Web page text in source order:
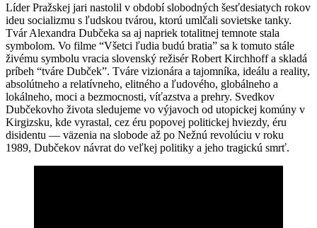
Líder Pražskej jari nastolil v období slobodných šesťdesiatych rokov
ideu socializmu s ľudskou tvárou, ktorú umlčali sovietske tanky.
Tvár Alexandra Dubčeka sa aj napriek totalitnej temnote stala
symbolom. Vo filme “Všetci ľudia budú bratia” sa k tomuto stále
živému symbolu vracia slovenský režisér Robert Kirchhoff a skladá
príbeh “tváre Dubček”. Tváre vizionára a tajomníka, ideálu a reality,
absolútneho a relatívneho, elitného a ľudového, globálneho a
lokálneho, moci a bezmocnosti, víťazstva a prehry. Svedkov
Dubčekovho života sledujeme vo výjavoch od utopickej komúny v
Kirgizsku, kde vyrastal, cez éru popovej politickej hviezdy, éru
disidentu — väzenia na slobode až po Nežnú revolúciu v roku
1989, Dubčekov návrat do veľkej politiky a jeho tragickú smrť.